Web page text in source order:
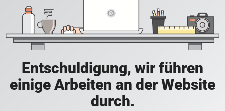
Entschuldigung, wir führen
einige Arbeiten an der Website
durch.